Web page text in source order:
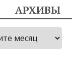
АРХИВЫ